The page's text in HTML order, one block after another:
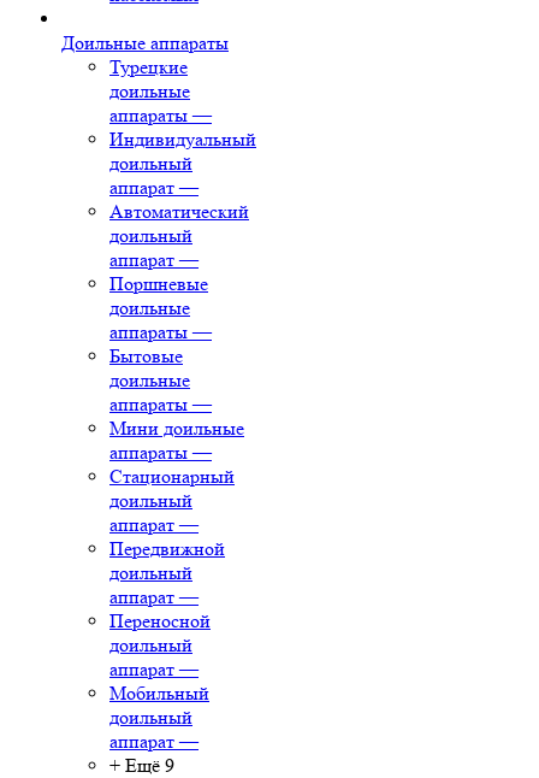
Доильные аппараты
Турецкие
доильные
аппараты —
Индивидуальный
доильный
аппарат —
Автоматический
доильный
аппарат —
Поршневые
доильные
аппараты —
Бытовые
доильные
аппараты —
Мини доильные
аппараты —
Стационарный
доильный
аппарат —
Передвижной
доильный
аппарат —
Переносной
доильный
аппарат —
Мобильный
доильный
аппарат —
+ Ещё 9